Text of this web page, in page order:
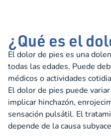
¿Qué es el
El dolor de pies es una
todas las edades. Puede
médicos o actividades
El dolor de pies puede
implicar hinchazón,
sensación pulsátil. El
depende de la causa